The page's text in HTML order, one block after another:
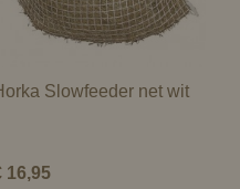
Slowfeeder net wit
16,95